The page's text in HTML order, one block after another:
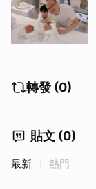
轉發 (0)
貼文 (0)
最新 熱門